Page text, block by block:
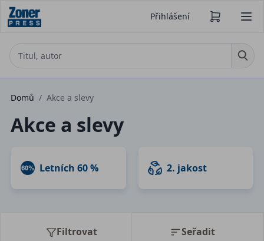
Přihlášení
Domů / Akce a slevy
Akce a slevy
Letních 60 % 2. jakost
Filtrovat Seřadit